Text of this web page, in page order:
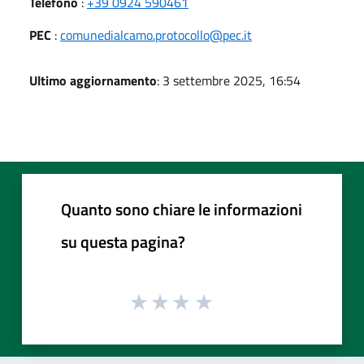
PEC :comunedialcamo.protocollo@pec.it
Ultimo aggiornamento: 3 settembre 2025, 16:54
Quanto sono chiare le informazioni
su questa pagina?